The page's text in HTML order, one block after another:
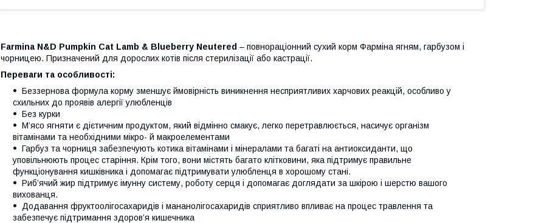
Farmina N&D Pumpkin Cat Lamb & Blueberry Neutered – повнораціонний сухий корм Фарміна ягням, гарбузом і
чорницею. Призначений для дорослих котів після стерилізації або кастрації.
Переваги та особливості:
Беззернова формула корму зменшує ймовірність виникнення несприятливих харчових реакцій, особливо у
схильних до проявів алергії улюбленців
Без курки
М’ясо ягняти є дієтичним продуктом, який відмінно смакує, легко перетравлюється, насичує організм
вітамінами та необхідними мікро- й макроелементами
Гарбуз та чорниця забезпечують котика вітамінами і мінералами та багаті на антиоксиданти, що
уповільнюють процес старіння. Крім того, вони містять багато клітковини, яка підтримує правильне
функціонування кишківника і допомагає підтримувати улюбленця в хорошому стані.
Риб’ячий жир підтримує імунну систему, роботу серця і допомагає доглядати за шкірою і шерстю вашого
вихованця.
Додавання фруктоолігосахаридів і мананолігосахаридів сприятливо впливає на процес травлення та
забезпечує підтримання здоров’я кишечника